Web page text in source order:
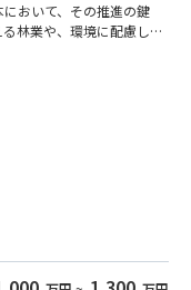
援（自社プロダクトTrust
析支援
フローの設計・技術検討
グ実証（PoC）支援
実際に現場で使われビ
きた経験が豊富なメンバ
、組織作り支援、育成支
の開発・提供を行ってお
立ち上げてきたメンバー
生み出すAI・機械学習モ
ーに利用されている有名
おいて、その推進の鍵
林業や、環境に配慮した
備の導入、様々な地方事
のです。
たちの仕事です。
ト創出のプロフェッショ
ライアントやクレジット
しながら、Jクレジット
るカーボンクレジットの
けられる面白さがありま